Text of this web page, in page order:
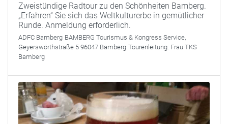
Zweistündige Radtour zu den Schönheiten Bamberg.
„Erfahren“ Sie sich das Weltkulturerbe in gemütlicher
Runde. Anmeldung erforderlich.
ADFC Bamberg BAMBERG Tourismus & Kongress Service,
Geyerswörthstraße 5 96047 Bamberg Tourenleitung: Frau TKS
Bamberg